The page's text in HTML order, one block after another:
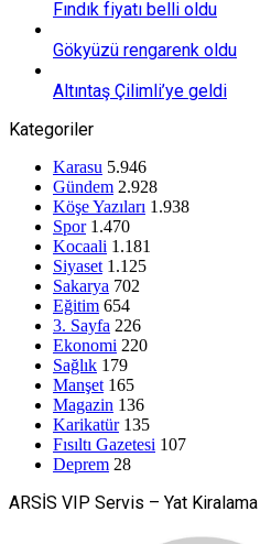
Fındık fiyatı belli oldu
Gökyüzü rengarenk oldu
Altıntaş Çilimli’ye geldi
Kategoriler
Karasu 5.946
Gündem 2.928
Köşe Yazıları 1.938
Spor 1.470
Kocaali 1.181
Siyaset 1.125
Sakarya 702
Eğitim 654
3. Sayfa 226
Ekonomi 220
Sağlık 179
Manşet 165
Magazin 136
Karikatür 135
Fısıltı Gazetesi 107
Deprem 28
ARSİS VIP Servis – Yat Kiralama